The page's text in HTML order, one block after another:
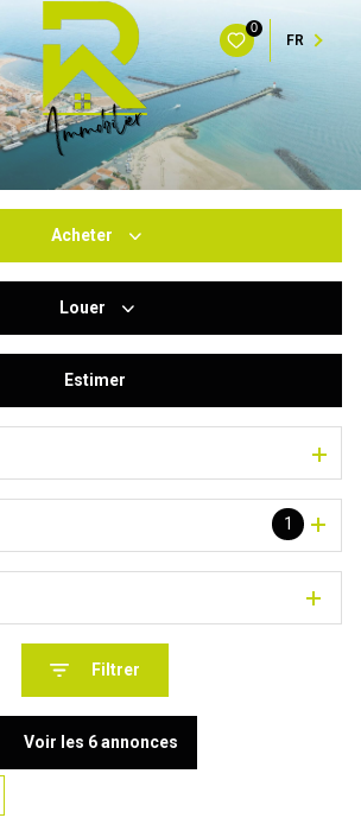
0
FR
Acheter
Louer
Estimer
1
Filtrer
Voir les 6annonces